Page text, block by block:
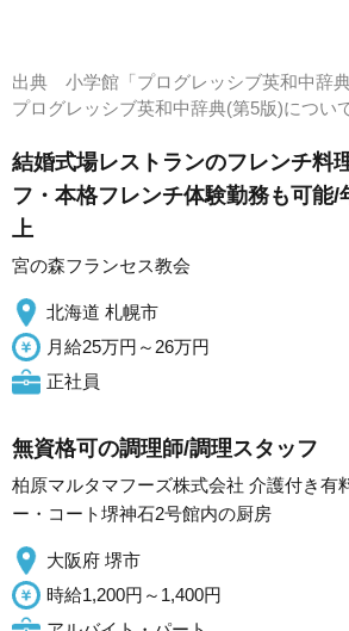
出典 小学館「プログレッシブ英和中辞典
プログレッシブ英和中辞典(第5版)につ
結婚式場レストランのフレンチ料
フ・本格フレンチ体験勤務も可能/
上
宮の森フランセス教会
北海道 札幌市
月給25万円～26万円
正社員
無資格可の調理師/調理スタッフ
柏原マルタマフーズ株式会社 介護付き有
ー・コート堺神石2号館内の厨房
大阪府 堺市
時給1,200円～1,400円